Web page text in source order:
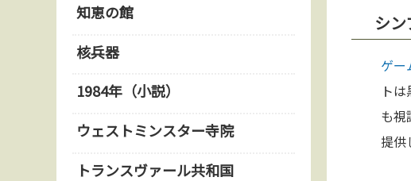
シ
ゲー
ト
も視
提供
知恵の館
核兵器
1984年（小説）
ウェストミンスター寺院
トランスヴァール共和国